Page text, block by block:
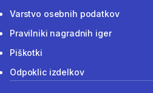
Varstvo osebnih podatkov
Pravilniki nagradnih iger
Piškotki
Odpoklic izdelkov